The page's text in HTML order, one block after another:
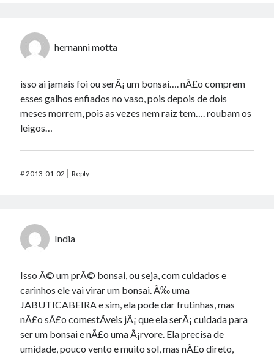
hernanni motta
isso ai jamais foi ou serÃ¡ um bonsai…. nÃ£o comprem
esses galhos enfiados no vaso, pois depois de dois
meses morrem, pois as vezes nem raiz tem…. roubam os
leigos…
#2013-01-02 Reply
India
Isso Ã© um prÃ© bonsai, ou seja, com cuidados e
carinhos ele vai virar um bonsai. Ã‰ uma
JABUTICABEIRA e sim, ela pode dar frutinhas, mas
nÃ£o sÃ£o comestÃ­veis jÃ¡ que ela serÃ¡ cuidada para
ser um bonsai e nÃ£o uma Ã¡rvore. Ela precisa de
umidade, pouco vento e muito sol, mas nÃ£o direto,